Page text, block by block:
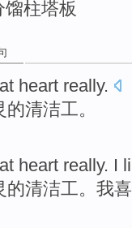
馏柱塔板
at heart really.
的清洁工。
at heart really. I
的清洁工。我